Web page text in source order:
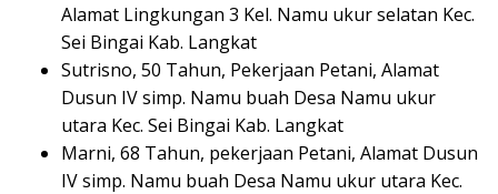
Alamat Lingkungan 3 Kel. Namu ukur selatan Kec.
Sei Bingai Kab. Langkat
Sutrisno, 50 Tahun, Pekerjaan Petani, Alamat
Dusun IV simp. Namu buah Desa Namu ukur
utara Kec. Sei Bingai Kab. Langkat
Marni, 68 Tahun, pekerjaan Petani, Alamat Dusun
IV simp. Namu buah Desa Namu ukur utara Kec.